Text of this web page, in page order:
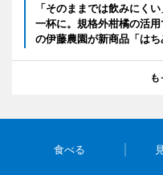
「そのままでは飲みにく
一杯に。規格外柑橘の活
の伊藤農園が新商品「は
も
食べる